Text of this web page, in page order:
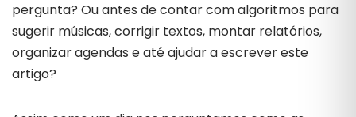
pergunta? Ouantes decontarcomalgoritmos para
sugerir músicas,corrigir textos, montar relatórios,
organizaragendas eatéajudaraescrevereste
artigo?